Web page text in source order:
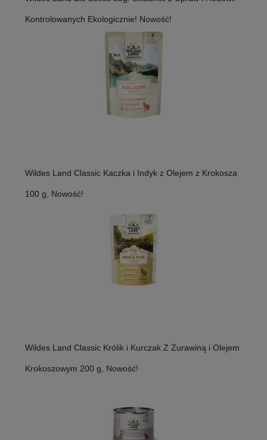
Kontrolowanych Ekologicznie! Nowość!
Wildes Land Classic Kaczka i Indyk z Olejem z Krokosza
100 g, Nowość!
Wildes Land Classic Królik i Kurczak Z Żurawiną i Olejem
Krokoszowym 200 g, Nowość!